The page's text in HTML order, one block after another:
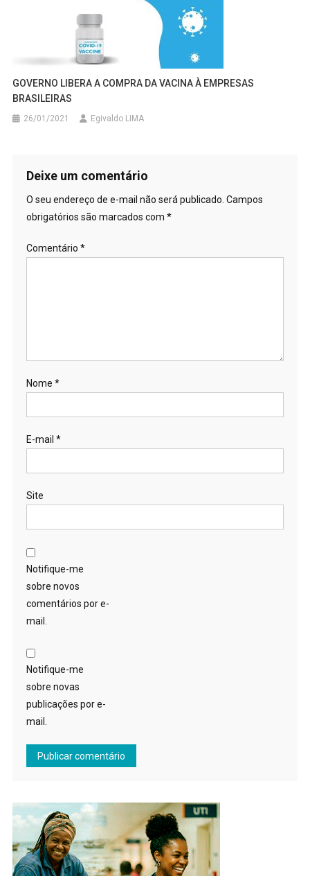
GOVERNO LIBERA A COMPRA DA VACINA À EMPRESAS
BRASILEIRAS
26/01/2021 Egivaldo LIMA
Deixe um comentário
O seu endereço de e-mail não será publicado. Campos
obrigatórios são marcados com *
Comentário *
Nome *
E-mail *
Site
Notifique-me
sobre novos
comentários por e-
mail.
Notifique-me
sobre novas
publicações por e-
mail.